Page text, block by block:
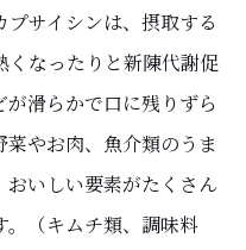
サイシンは、摂取する
くなったりと新陳代謝促
滑らかで口に残りずら
菜やお肉、魚介類のうま
いしい要素がたくさん
（キムチ類、調味料